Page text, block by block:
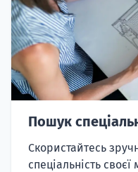
Пошук
Скористайтесь
спеціальність